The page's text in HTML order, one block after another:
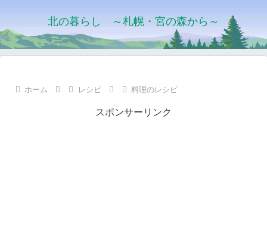
北の暮らし ～札幌・宮の森から～
ホーム レシピ 料理のレシピ
スポンサーリンク